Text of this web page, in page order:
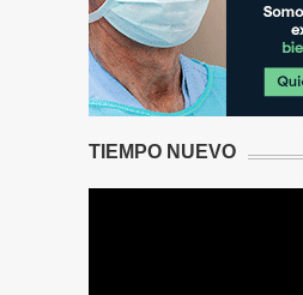
TIEMPO NUEVO